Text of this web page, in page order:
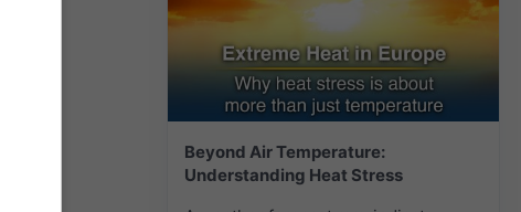
Beyond Air Temperature:
Understanding Heat Stress